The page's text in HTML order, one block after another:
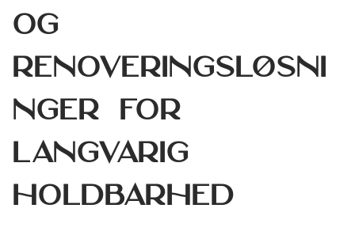
og
renoveringsløsni
nger for
langvarig
holdbarhed